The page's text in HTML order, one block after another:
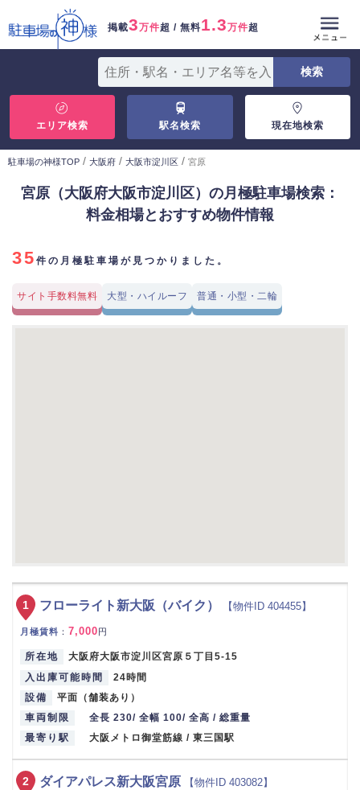
掲載3万件超 / 無料1.3万件超
エリア検索 駅名検索 現在地検索
駐車場の神様TOP / 大阪府 / 大阪市淀川区 / 宮原
宮原（大阪府大阪市淀川区）の月極駐車場検索：
料金相場とおすすめ物件情報
35 件の月極駐車場が見つかりました。
サイト手数料無料 大型・ハイルーフ 普通・小型・二輪
フローライト新大阪（バイク） 【物件ID 404455】
月極賃料 ： 7,000円
所在地
大阪府大阪市淀川区宮原５丁目5-15
入出庫可能時間
24時間
設備
平面（舗装あり）
車両制限
全長 230/ 全幅 100/ 全高 / 総重量
最寄り駅
大阪メトロ御堂筋線 / 東三国駅
1
ダイアパレス新大阪宮原 【物件ID 403082】
2